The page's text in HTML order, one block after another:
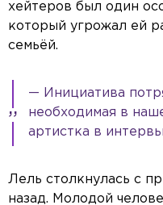
хейтеров был один
который угрожал ей
семьёй.
— Инициатива
необходимая в
артистка в
Лель столкнулась с
назад. Молодой